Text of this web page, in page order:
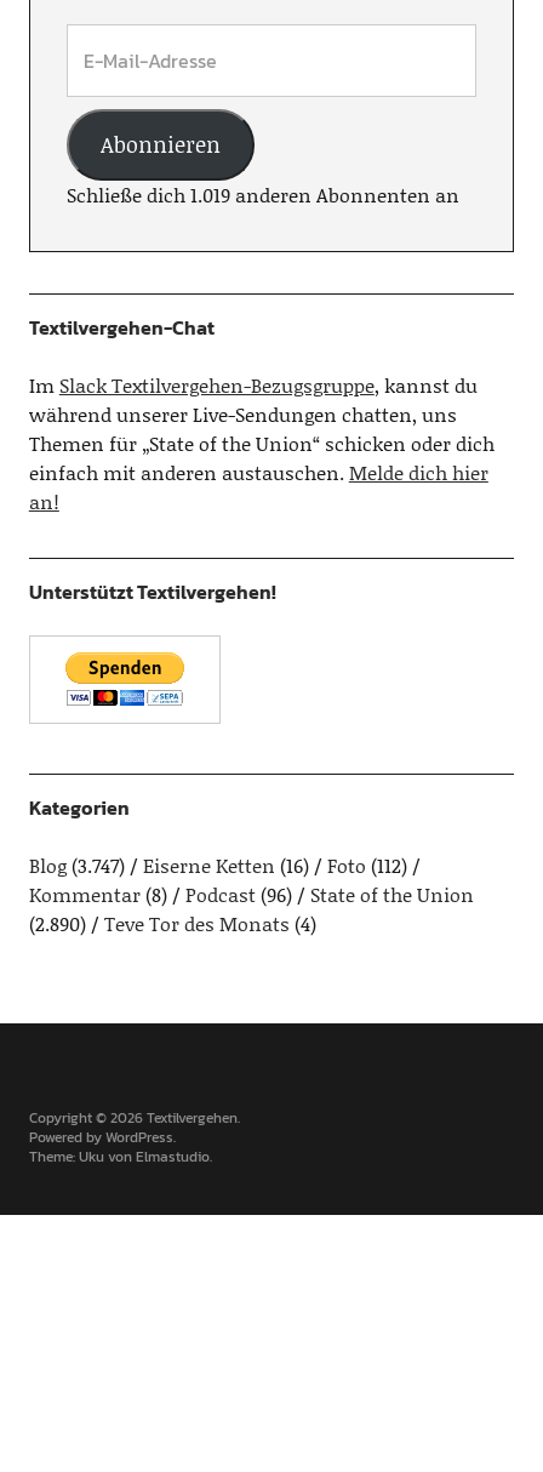
Abonnieren
Schließe dich 1.019 anderen Abonnenten an
Textilvergehen-Chat
Im Slack Textilvergehen-Bezugsgruppe, kannst du
während unserer Live-Sendungen chatten, uns
Themen für „State of the Union“ schicken oder dich
einfach mit anderen austauschen.Melde dich hier
an!
Unterstützt Textilvergehen!
Kategorien
Blog(3.747) Eiserne Ketten (16) Foto (112)
Kommentar(8) Podcast(96)
State of the Union
(2.890)
Teve Tor des Monats (4)
Copyright © 2026 Textilvergehen
Powered byWordPress
Theme: Uku vonElmastudio